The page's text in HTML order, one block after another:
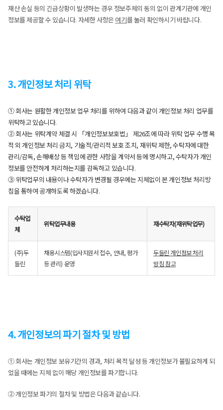
재산 손실 등의 긴급상황이 발생하는 경우 정보주체의 동의 없이 관계기관에 개인
정보를 제공할 수 있습니다. 자세한 사항은 여기를 눌러 확인하시기 바랍니다.
3. 개인정보 처리 위탁
① 회사는 원활한 개인정보 업무 처리를 위하여 다음과 같이 개인정보 처리 업무를
위탁하고 있습니다.
② 회사는 위탁계약 체결 시 「개인정보보호법」 제26조에 따라 위탁 업무 수행 목
적 외 개인정보 처리 금지, 기술적/관리적 보호 조치, 재위탁 제한, 수탁자에 대한
관리/감독, 손해배상 등 책임에 관한 사항을 계약서 등에 명시하고, 수탁자가 개인
정보를 안전하게 처리하는지를 감독하고 있습니다.
③ 위탁업무의 내용이나 수탁자가 변경될 경우에는 지체없이 본 개인정보 처리방
침을 통하여 공개하도록 하겠습니다.
수탁업
체
위탁업무내용 재수탁자(재위탁업무)
(주)두
들린
채용시스템(입사지원서 접수, 안내, 평가
등 관리) 운영
두들린 개인정보 처리
방침 참고
4. 개인정보의 파기 절차 및 방법
① 회사는 개인정보 보유기간의 경과, 처리 목적 달성 등 개인정보가 불필요하게 되
었을 때에는 지체 없이 해당 개인정보를 파기합니다.
② 개인정보 파기의 절차 및 방법은 다음과 같습니다.